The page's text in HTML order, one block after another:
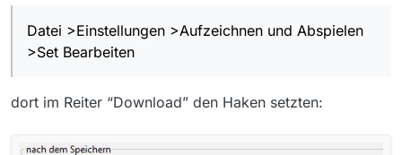
Untertitel speichern willst, sofern Untertitel
verfügbar sind. Die Einstellung merkt sich MV auch
für folgende Vorgänge.
jedesmal neu machen… und ziemlich oft vergesse ich es
:(
Datei >Einstellungen >Aufzeichnen und Abspielen
>Set Bearbeiten
dort im Reiter “Download” den Haken setzten: